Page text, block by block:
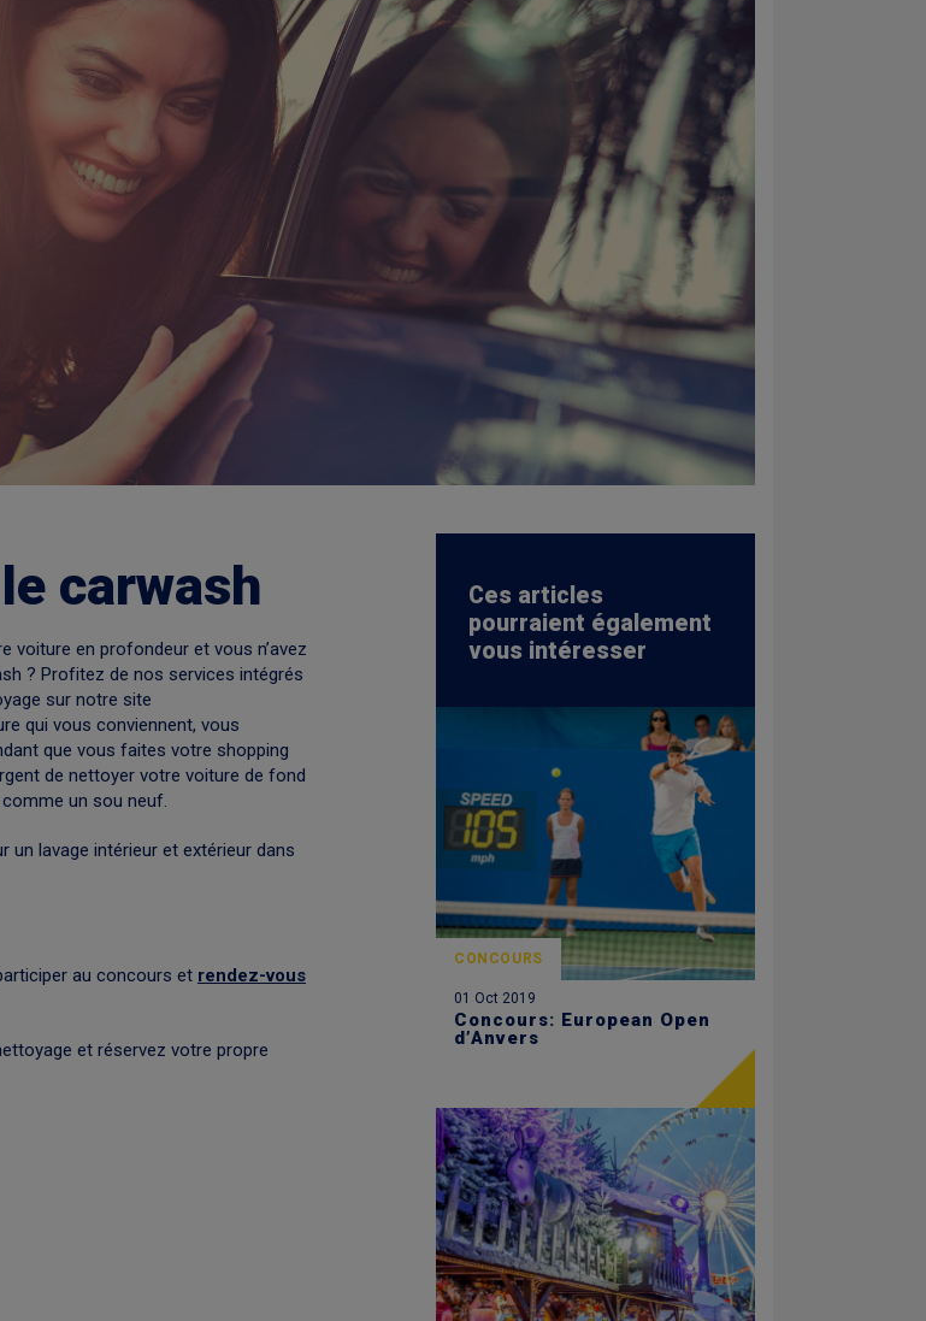
carwash
voiture en profondeur et vous n’avez
? Profitez de nos services intégrés
sur notre site
qui vous conviennent, vous
que vous faites votre shopping
de nettoyer votre voiture de fond
un sou neuf.
lavage intérieur et extérieur dans
au concours et rendez-vous
et réservez votre propre
Ces articles
pourraient également
vous intéresser
CONCOURS
01 Oct 2019
Concours: European Open
d’Anvers